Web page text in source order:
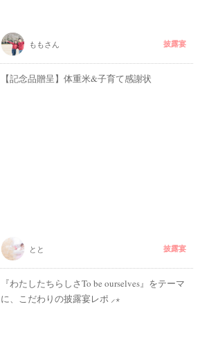
ももさん 披露宴
【記念品贈呈】体重米&子育て感謝状
とと 披露宴
『わたしたちらしさTo be ourselves』をテーマ
に、こだわりの披露宴レポ ⸝⋆